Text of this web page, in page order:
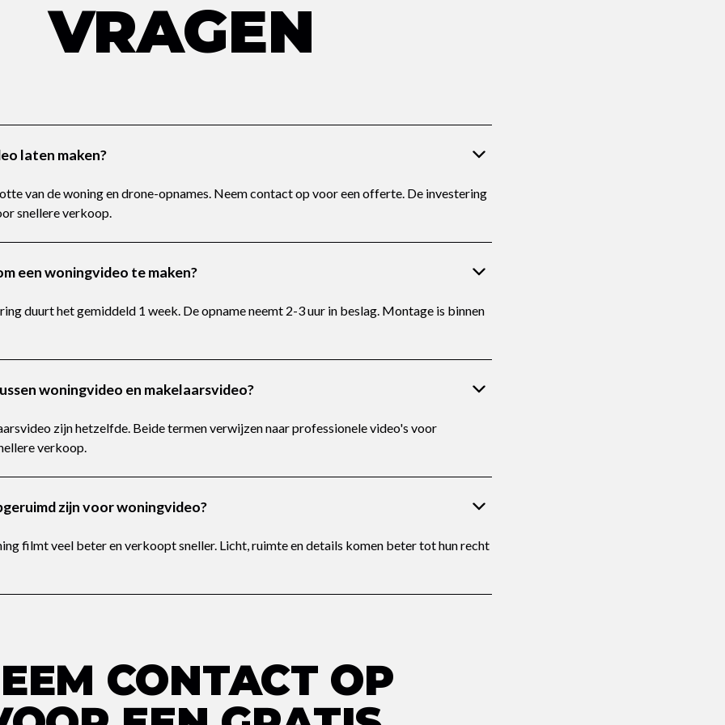
VRAGEN
laten maken?
van de woning en drone-opnames. Neem contact op voor een offerte. De investering
snellere verkoop.
een woningvideo te maken?
duurt het gemiddeld 1 week. De opname neemt 2-3 uur in beslag. Montage is binnen
woningvideo en makelaarsvideo?
zijn hetzelfde. Beide termen verwijzen naar professionele video's voor
verkoop.
zijn voor woningvideo?
filmt veel beter en verkoopt sneller. Licht, ruimte en details komen beter tot hun recht
CONTACT OP